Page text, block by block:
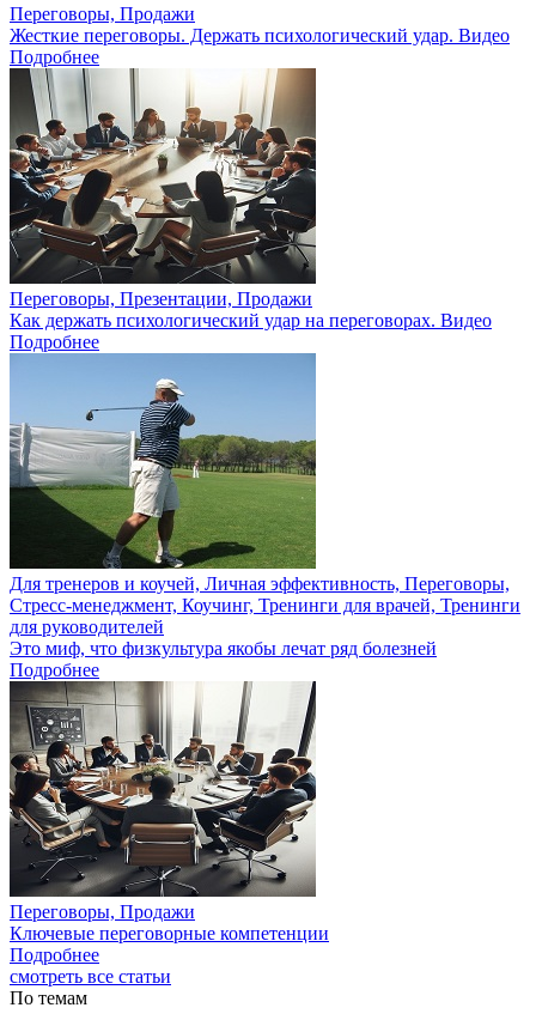
Переговоры, Продажи
Жесткие переговоры. Держать психологический удар. Видео
Подробнее
Переговоры, Презентации, Продажи
Как держать психологический удар на переговорах. Видео
Подробнее
Для тренеров и коучей, Личная эффективность, Переговоры,
Стресс-менеджмент, Коучинг, Тренинги для врачей, Тренинги
для руководителей
Это миф, что физкультура якобы лечат ряд болезней
Подробнее
Переговоры, Продажи
Ключевые переговорные компетенции
Подробнее
смотреть все статьи
По темам